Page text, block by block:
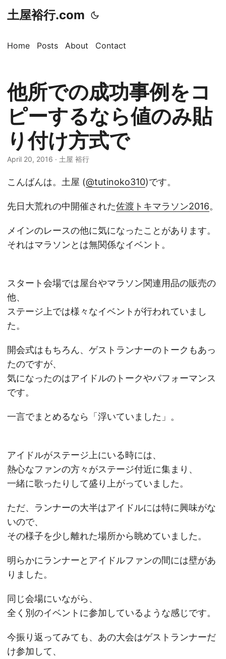
土屋裕行.com
Home Posts About Contact
他所での成功事例をコ
ピーするなら値のみ貼
り付け方式で
April 20, 2016 · 土屋 裕行
こんばんは。土屋 (@tutinoko310)です。
先日大荒れの中開催された佐渡トキマラソン2016。
メインのレースの他に気になったことがあります。
それはマラソンとは無関係なイベント。
スタート会場では屋台やマラソン関連用品の販売の
他、
ステージ上では様々なイベントが行われていまし
た。
開会式はもちろん、ゲストランナーのトークもあっ
たのですが、
気になったのはアイドルのトークやパフォーマンス
です。
一言でまとめるなら「浮いていました」。
アイドルがステージ上にいる時には、
熱心なファンの方々がステージ付近に集まり、
一緒に歌ったりして盛り上がっていました。
ただ、ランナーの大半はアイドルには特に興味がな
いので、
その様子を少し離れた場所から眺めていました。
明らかにランナーとアイドルファンの間には壁があ
りました。
同じ会場にいながら、
全く別のイベントに参加しているような感じです。
今振り返ってみても、あの大会はゲストランナーだ
け参加して、